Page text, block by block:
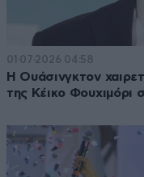
01·07·2026 04:58
Η Ουάσινγκτον
της Κέικο Φουχιμόρι